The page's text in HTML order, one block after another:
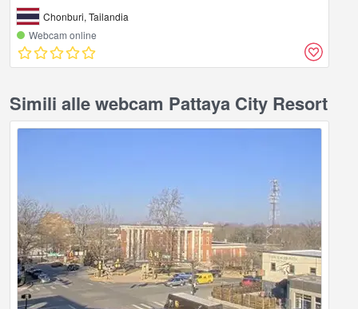
Chonburi, Tailandia
Webcam online
Simili alle webcam Pattaya City Resort